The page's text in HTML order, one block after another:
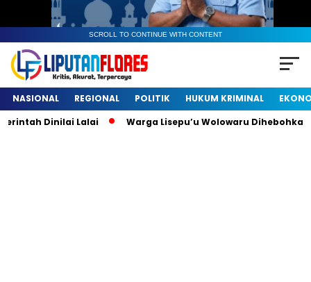
SCROLL TO CONTINUE WITH CONTENT
NASIONAL REGIONAL POLITIK HUKUM KRIMINAL
Dinilai Lalai
Warga Lisepu’u Wolowaru Dihebohkan